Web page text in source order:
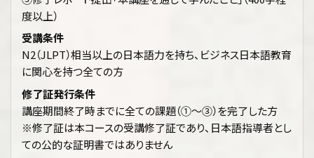
度以上）
受講条件
N2（JLPT）相当以上の日本語力を持ち、ビジネス日本語教育
に関心を持つ全ての方
修了証発行条件
講座期間終了時までに全ての課題（①～③）を完了した方
※修了証は本コースの受講修了証であり、日本語指導者とし
ての公的な証明書ではありません